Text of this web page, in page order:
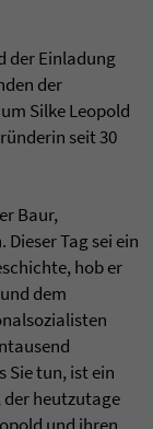
der Einladung
der
Silke Leopold
seit 30
Baur,
Tag sei ein
hob er
dem
Sie tun, ist ein
heutzutage